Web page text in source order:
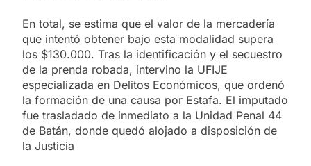
En total, se estima que el valor de la mercadería
que intentó obtener bajo esta modalidad supera
los $130.000. Tras la identificación y el secuestro
de la prenda robada, intervino la UFIJE
especializada en Delitos Económicos, que ordenó
la formación de una causa por Estafa. El imputado
fue trasladado de inmediato a la Unidad Penal 44
de Batán, donde quedó alojado a disposición de
la Justicia